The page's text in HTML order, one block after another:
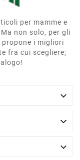
per mamme e
non solo, per gli
i migliori
fra cui scegliere;


